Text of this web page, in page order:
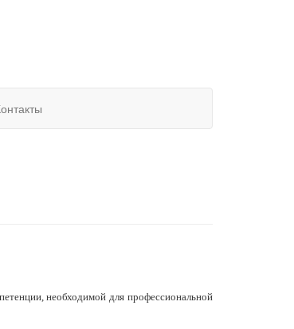
необходимой для профессиональной